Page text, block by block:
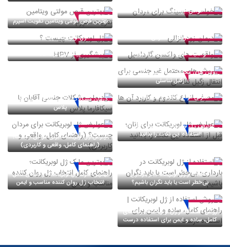
خواص جینسینگ برای مردان
بهترین قرص مولتی ویتامین تقویت اسپرم
درمان زود انزالی
ژل لوبریکانت چیست ؟
واقعیت های واکسن گارداسیل
پیشگیری از HPV
روش های محتمل غیر جنسی برای انتقال
زگیل تناسلی
معرفی انواع کاندوم و کاربرد آن ها
درمان مشکلات جنسی آقایان با سیکافارما
پلاس
عوارض ژل لوبریکانت برای زنان؛ قبل از
استفاده این نکات را بدانید
عوارض ژل لوبریکانت برای مردان چیست؟
(راهنمای کامل، واقعی و کاربردی)
استفاده از ژل لوبریکانت در بارداری؛
بی‌خطر است یا باید نگران باشیم؟
بهترین مارک ژل لوبریکانت؛ راهنمای کامل
انتخاب ژل روان کننده مناسب و ایمن
روش استفاده از ژل لوبریکانت | راهنمای
کامل، ساده و ایمن برای استفاده درست